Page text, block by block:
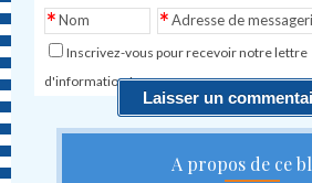
Nom
* Adresse de
*
Inscrivez-vous pour recevoir notre lettre
d'information !
A propos de ce